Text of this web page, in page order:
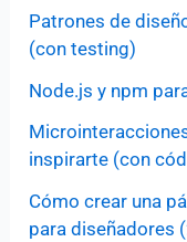
Patrones de
(con testing)
Node.js y npm
inspirarte (con
Cómo crear una
para diseñadores